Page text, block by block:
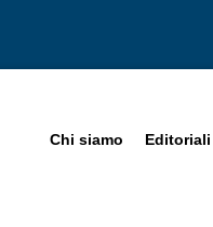
Chi siamo Editoriali